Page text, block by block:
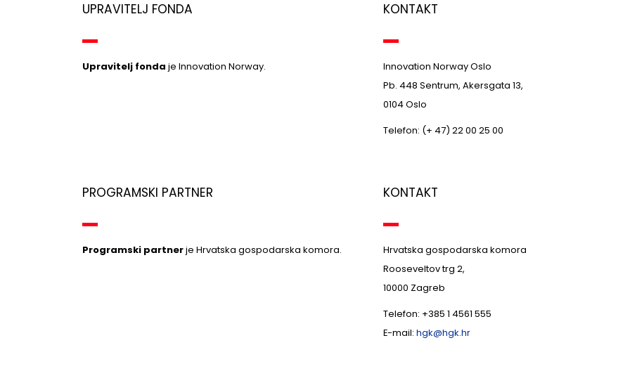
UPRAVITELJ FONDA
Upravitelj fonda je Innovation Norway.
KONTAKT
Innovation Norway Oslo
Pb. 448 Sentrum, Akersgata 13,
0104 Oslo
Telefon: (+ 47) 22 00 25 00
PROGRAMSKI PARTNER
Programski partnerje Hrvatska gospodarska komora.
KONTAKT
Hrvatska gospodarska komora
Rooseveltov trg 2,
10000 Zagreb
Telefon: +385 1 4561 555
E-mail: hgk@hgk.hr